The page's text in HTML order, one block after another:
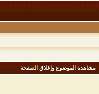
مشاهدة الموضوع وإغلاق الصفحة